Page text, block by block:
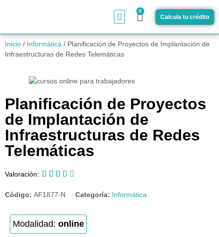
0
Calcula tu crédito
Inicio / Informática / Planificación de Proyectos de Implantación de
Infraestructuras de Redes Telemáticas
Planificación de Proyectos
de Implantación de
Infraestructuras de Redes
Telemáticas
Valoración:     
Código: AF1877-N Categoría: Informática
Modalidad: online